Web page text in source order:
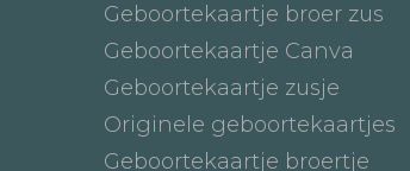
Geboortekaartje broer zus
Geboortekaartje Canva
Geboortekaartje zusje
Originele geboortekaartjes
Geboortekaartje broertje